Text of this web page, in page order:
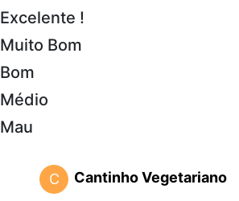
Excelente !
Muito Bom
Bom
Médio
Mau
C Cantinho Vegetariano